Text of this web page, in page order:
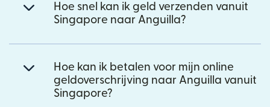
Hoe snel kan ik geld verzenden vanuit
Singapore naar Anguilla?
Hoe kan ik betalen voor mijn online
geldoverschrijving naar Anguilla vanuit
Singapore?